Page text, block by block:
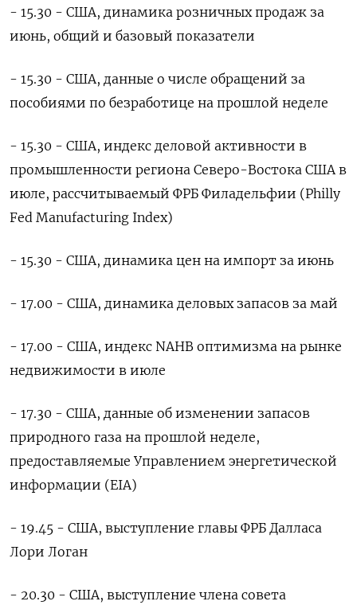
- 15.30 - США, динамика розничных продаж за
июнь, общий и базовый показатели
- 15.30 - США, данные о числе обращений за
пособиями по безработице на прошлой неделе
- 15.30 - США, индекс деловой активности в
промышленности региона Северо-Востока США в
июле, рассчитываемый ФРБ Филадельфии (Philly
Fed Manufacturing Index)
- 15.30 - США, динамика цен на импорт за июнь
- 17.00 - США, динамика деловых запасов за май
- 17.00 - США, индекс NAHB оптимизма на рынке
недвижимости в июле
- 17.30 - США, данные об изменении запасов
природного газа на прошлой неделе,
предоставляемые Управлением энергетической
информации (EIA)
- 19.45 - США, выступление главы ФРБ Далласа
Лори Логан
- 20.30 - США, выступление члена совета